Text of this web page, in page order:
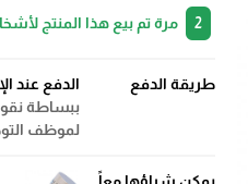
2 مرة تم بيع هذا المنتج
طريقة الدفع
الدفع عند
ببساطة
لموظف
يمكن شراؤها معاً